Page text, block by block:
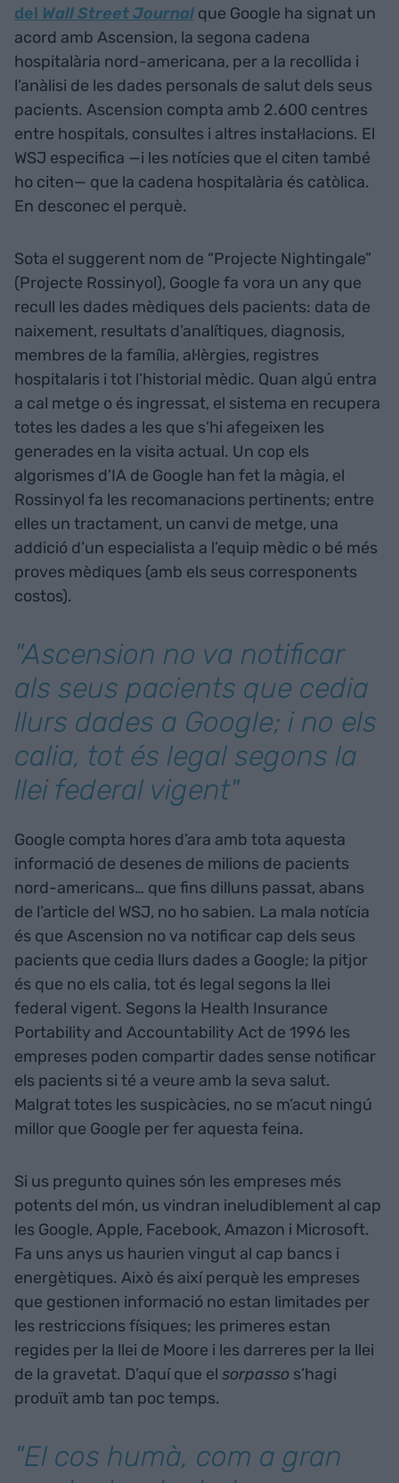
del Wall Street Journal que Google ha signat un
acord amb Ascension, la segona cadena
hospitalària nord-americana, per a la recollida i
l’anàlisi de les dades personals de salut dels seus
pacients. Ascension compta amb 2.600 centres
entre hospitals, consultes i altres instal·lacions. El
WSJ especifica —i les notícies que el citen també
ho citen— que la cadena hospitalària és catòlica.
En desconec el perquè.
Sota el suggerent nom de “Projecte Nightingale”
(Projecte Rossinyol), Google fa vora un any que
recull les dades mèdiques dels pacients: data de
naixement, resultats d’analítiques, diagnosis,
membres de la família, al·lèrgies, registres
hospitalaris i tot l’historial mèdic. Quan algú entra
a cal metge o és ingressat, el sistema en recupera
totes les dades a les que s’hi afegeixen les
generades en la visita actual. Un cop els
algorismes d’IA de Google han fet la màgia, el
Rossinyol fa les recomanacions pertinents; entre
elles un tractament, un canvi de metge, una
addició d’un especialista a l’equip mèdic o bé més
proves mèdiques (amb els seus corresponents
costos).
"Ascension no va notificar
als seus pacients que cedia
llurs dades a Google; i no els
calia, tot és legal segons la
llei federal vigent"
Google compta hores d’ara amb tota aquesta
informació de desenes de milions de pacients
nord-americans… que fins dilluns passat, abans
de l’article del WSJ, no ho sabien. La mala notícia
és que Ascension no va notificar cap dels seus
pacients que cedia llurs dades a Google; la pitjor
és que no els calia, tot és legal segons la llei
federal vigent. Segons la Health Insurance
Portability and Accountability Act de 1996 les
empreses poden compartir dades sense notificar
els pacients si té a veure amb la seva salut.
Malgrat totes les suspicàcies, no se m’acut ningú
millor que Google per fer aquesta feina.
Si us pregunto quines són les empreses més
potents del món, us vindran ineludiblement al cap
les Google, Apple, Facebook, Amazon i Microsoft.
Fa uns anys us haurien vingut al cap bancs i
energètiques. Això és així perquè les empreses
que gestionen informació no estan limitades per
les restriccions físiques; les primeres estan
regides per la llei de Moore i les darreres per la llei
de la gravetat. D’aquí que el sorpasso s’hagi
produït amb tan poc temps.
"El cos humà, com a gran